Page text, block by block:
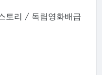
토리 / 독립영화배급